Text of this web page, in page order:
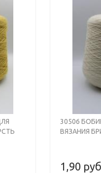
30506
ВЯЗАНИЯ
100% ,
1,90